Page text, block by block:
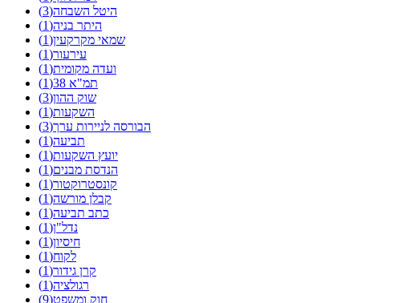
היטל השבחה(3)
היתר בניה(1)
שמאי מקרקעין(1)
עירעור(1)
ועדה מקומית(1)
תמ"א 38(1)
שוק ההון(3)
השקעות(1)
הבורסה לניירות ערך(3)
תביעה(1)
יועץ השקעות(1)
הנדסת מבנים(1)
קונסטרוקטור(1)
קבלן מורשה(1)
כתב תביעה(1)
נדל"ן(1)
חיסיון(1)
לקוח(1)
קרן גידור(1)
רגולציה(1)
חוק ומשפט(9)